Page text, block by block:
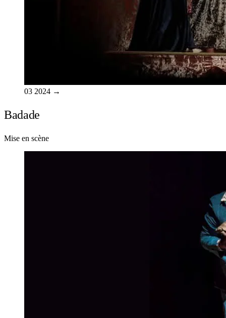
03 2024 →
Badade
Mise en scène